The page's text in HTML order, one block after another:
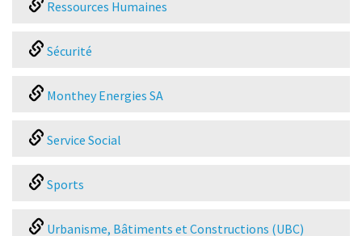
Ressources Humaines
Sécurité
Monthey Energies SA
Service Social
Sports
Urbanisme, Bâtiments et Constructions (UBC)